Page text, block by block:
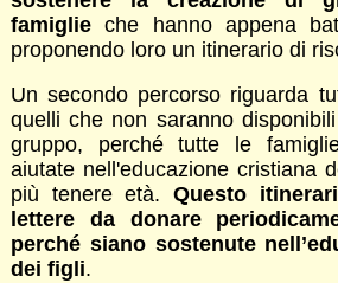
famiglieche hanno appena
proponendo loro un itinerario di
Un secondo percorso riguarda
quelli che non saranno
gruppo, perché tutte le
aiutate nell'educazione cristiana
più tenere età.Questo
lettere da donare
perché siano sostenute
dei figli.